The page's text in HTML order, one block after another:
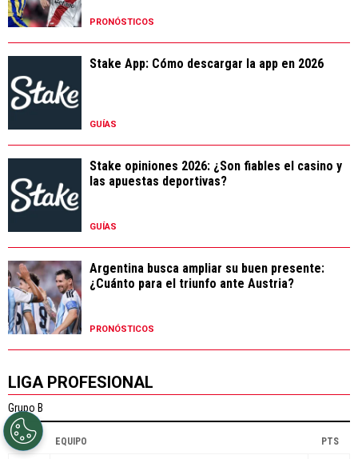
PRONÓSTICOS
Stake App: Cómo descargar la app en 2026
GUÍAS
Stake opiniones 2026: ¿Son fiables el casino y
las apuestas deportivas?
GUÍAS
Argentina busca ampliar su buen presente:
¿Cuánto para el triunfo ante Austria?
PRONÓSTICOS
LIGA PROFESIONAL